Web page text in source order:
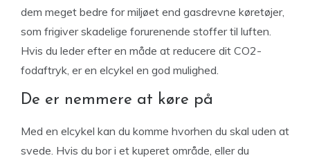
dem meget bedre for miljøet end gasdrevne køretøjer,
som frigiver skadelige forurenende stoffer til luften.
Hvis du leder efter en måde at reducere dit CO2-
fodaftryk, er en elcykel en god mulighed.
De er nemmere at køre på
Med en elcykel kan du komme hvorhen du skal uden at
svede. Hvis du bor i et kuperet område, eller du